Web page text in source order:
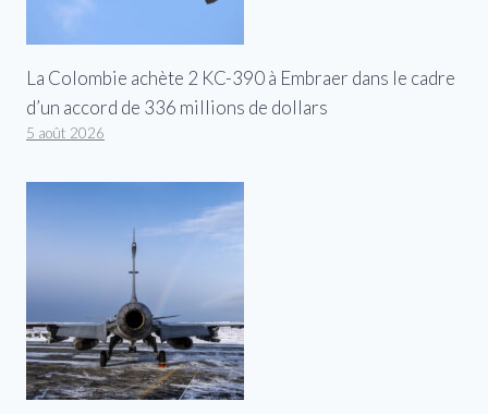
La Colombie achète 2 KC-390 à Embraer dans le cadre
d’un accord de 336 millions de dollars
5 août 2026